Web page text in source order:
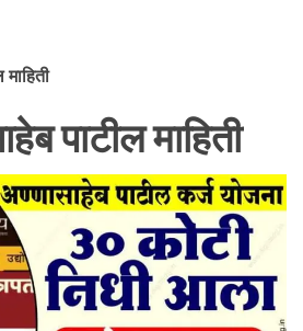
पाटील माहिती